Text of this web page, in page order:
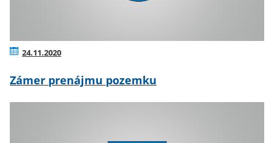
24.11.2020
Zámer prenájmu pozemku